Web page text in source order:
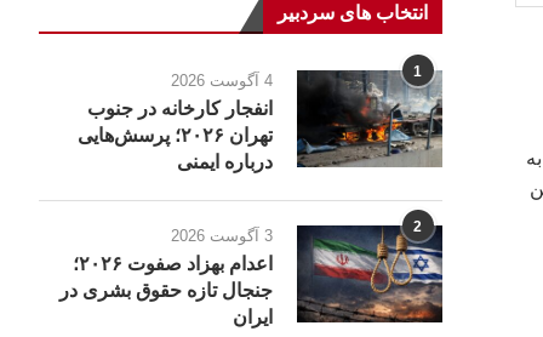
انتخاب های سردبیر
1 4 آگوست 2026
انفجار کارخانه در جنوب
تهران ۲۰۲۶؛ پرسش‌هایی
درباره ایمنی
2 3 آگوست 2026
اعدام بهزاد صفوت ۲۰۲۶؛
جنجال تازه حقوق بشری در
ایران